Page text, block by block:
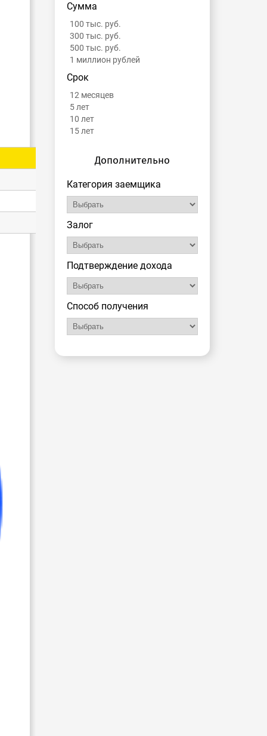
Сумма
100 тыс. руб.
300 тыс. руб.
500 тыс. руб.
1 миллион рублей
Срок
12 месяцев
5 лет
10 лет
15 лет
Дополнительно
Категория заемщика
Залог
Подтверждение дохода
Способ получения